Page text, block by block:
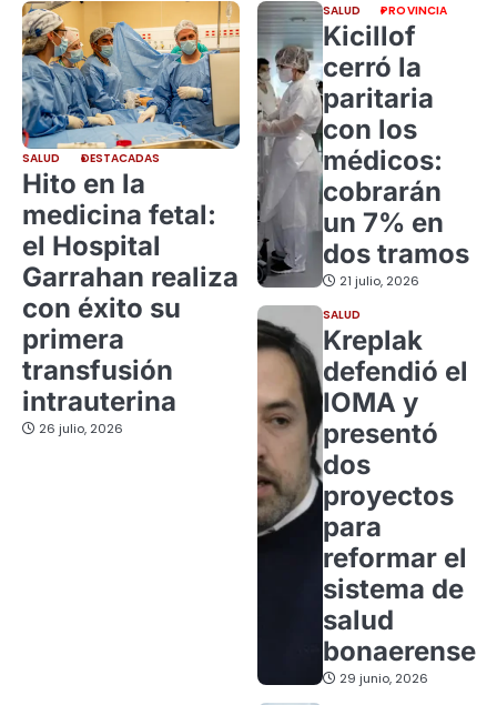
SALUD DESTACADAS
Hito en la
medicina fetal:
el Hospital
Garrahan realiza
con éxito su
primera
transfusión
intrauterina
26 julio, 2026
SALUD PROVINCIA
Kicillof
cerró la
paritaria
con los
médicos:
cobrarán
un 7% en
dos tramos
21 julio, 2026
SALUD
Kreplak
defendió el
IOMA y
presentó
dos
proyectos
para
reformar el
sistema de
salud
bonaerense
29 junio, 2026